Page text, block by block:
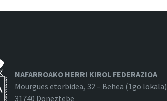
NAFARROAKO HERRI KIROL FEDERAZIOA
Mourgues etorbidea, 32 – Behea (1go lokala)
31740 Doneztebe